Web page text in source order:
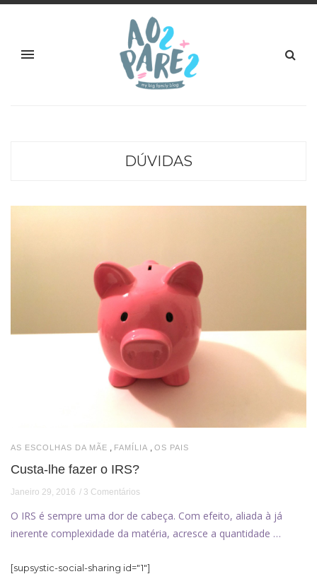
DÚVIDAS
AS ESCOLHAS DA MÃE FAMÍLIA OS PAIS
Custa-lhe fazer o IRS?
Janeiro 29, 2016 3 Comentários
O IRS é sempre uma dor de cabeça. Com efeito, aliada à já
inerente complexidade da matéria, acresce a quantidade …
[supsystic-social-sharing id="1"]